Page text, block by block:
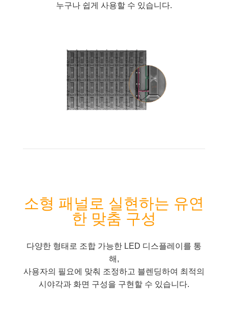
누구나 쉽게 사용할 수 있습니다.
소형 패널로 실현하는 유연
한 맞춤 구성
다양한 형태로 조합 가능한 LED 디스플레이를 통
해,
사용자의 필요에 맞춰 조정하고 블렌딩하여 최적의
시야각과 화면 구성을 구현할 수 있습니다.